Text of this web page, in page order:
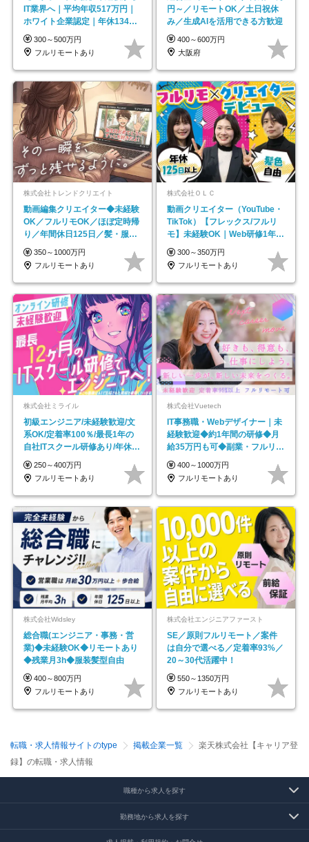
IT業界へ｜平均年収517万円｜
ホワイト企業認定｜年休134日
｜リモートOK
300～500万円
フルリモートあり
円～／リモートOK／土日祝休
み／生成AIを活用できる方歓迎
400～600万円
大阪府
株式会社トレンドクリエイト
動画編集クリエイター◆未経験
OK／フルリモOK／ほぼ定時帰
り／年間休日125日／髪・服・
ネイル自由／副業OK
350～1000万円
フルリモートあり
株式会社ＯＬＣ
動画クリエイター（YouTube・
TikTok）【フレックス/フルリ
モ】未経験OK｜Web研修1年間
｜副業OK
300～350万円
フルリモートあり
株式会社ミライル
初級エンジニア/未経験歓迎/文
系OK/定着率100％/最長1年の
自社ITスクール研修あり/年休
130日
250～400万円
フルリモートあり
株式会社Vuetech
IT事務職・Webデザイナー｜未
経験歓迎◆約1年間の研修◆月
給35万円も可◆副業・フルリモ
ート可◆年休126日
400～1000万円
フルリモートあり
株式会社Widsley
総合職(エンジニア・事務・営
業)◆未経験OK◆リモートあり
◆残業月3h◆服装髪型自由
400～800万円
フルリモートあり
株式会社エンジニアファースト
SE／原則フルリモート／案件
は自分で選べる／定着率93%／
20～30代活躍中！
550～1350万円
フルリモートあり
転職・求人情報サイトのtype 掲載企業一覧
楽天株式会社【キャリア登
録】の転職・求人情報
職種から求人を探す
勤務地から求人を探す